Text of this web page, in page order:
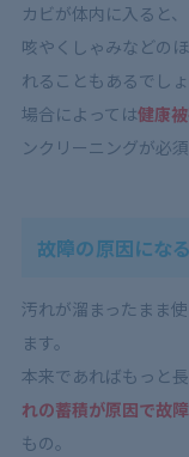
カビが体内に入ると
咳やくしゃみなどの
れることもあるでしょ
場合によっては健康
ンクリーニングが必須
故障の原因になる
汚れが溜まったまま
ます。
本来であればもっと
れの蓄積が原因で故
もの。